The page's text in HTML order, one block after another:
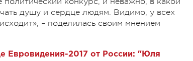
душу и сердце людям. Видимо, у всех
– поделилась своим мнением
Евровидения-2017 от России: "Юля